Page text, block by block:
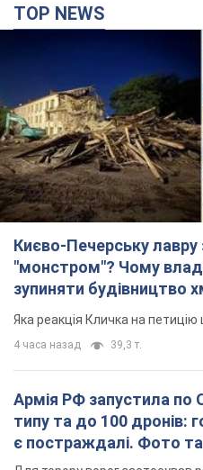
Києво-Печерську
"монстром"? Чому
зупиняти будівництво
"московського вірянина"
Яка реакція Кличка на
4 часа назад 39,3 т.
Армія РФ запустила по
типу та до 100 дронів:
є постраждалі. Фото та
Для терору ворог застосував
час назад 54,9 т.
МЗС Болгарії
через інцидент із
4 часа назад